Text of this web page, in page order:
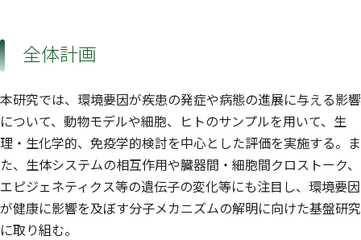
全体計画
本研究では、環境要因が疾患の発症や病態の進展に与える影響
について、動物モデルや細胞、ヒトのサンプルを用いて、生
理・生化学的、免疫学的検討を中心とした評価を実施する。ま
た、生体システムの相互作用や臓器間・細胞間クロストーク、
エピジェネティクス等の遺伝子の変化等にも注目し、環境要因
が健康に影響を及ぼす分子メカニズムの解明に向けた基盤研究
に取り組む。